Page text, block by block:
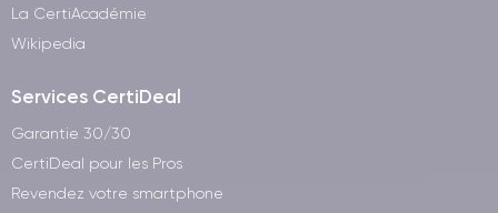
La CertiAcadémie
Wikipedia
Services CertiDeal
Garantie 30/30
CertiDeal pour les Pros
Revendez votre smartphone